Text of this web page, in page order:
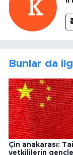
Bunlar da
Çin anakarası:
yetkililerin